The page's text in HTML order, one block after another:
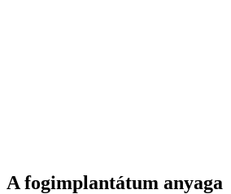
A fogimplantátum anyaga